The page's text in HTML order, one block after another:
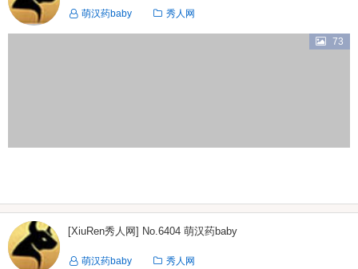
萌汉药baby 秀人网
73
[XiuRen秀人网] No.6404 萌汉药baby
萌汉药baby 秀人网